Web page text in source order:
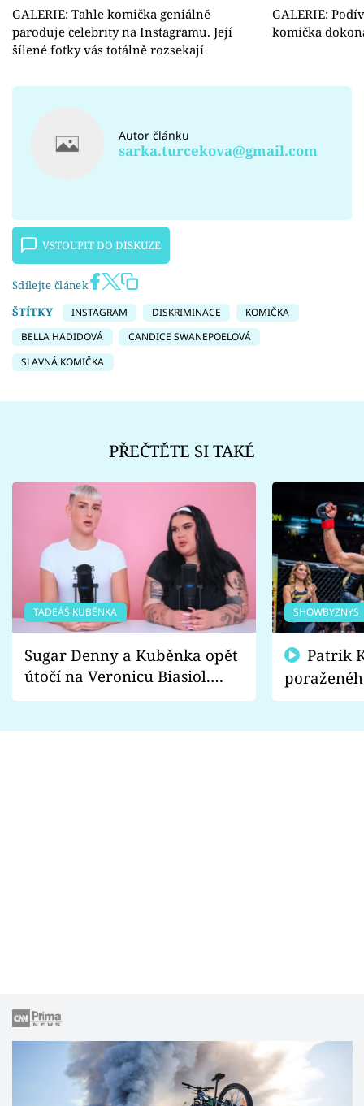
GALERIE: Tahle komička geniálně
paroduje celebrity na Instagramu. Její
šílené fotky vás totálně rozsekají
GALERIE:
komička
Autor článku
sarka.turcekova@gmail.com
VSTOUPIT DO DISKUZE
Sdílejte článek
ŠTÍTKY
INSTAGRAM DISKRIMINACE
KOMIČKA
BELLA HADIDOVÁ
CANDICE SWANEPOELOVÁ
SLAVNÁ KOMIČKA
PŘEČTĚTE SI TAKÉ
TADEÁŠ KUBĚNKA
Sugar Denny a Kuběnka opět
útočí na Veronicu Biasiol.
Proč je podle nich falešná a
SHOWBYZNYS
fanoušci